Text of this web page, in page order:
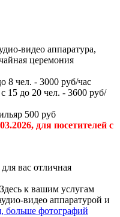
видео аппаратура,
церемония
8 чел. - 3000 руб/час
15 до 20 чел. - 3600 руб/
500 руб
для посетителей с
вас отличная
к вашим услугам
видео аппаратурой и
больше фотографий